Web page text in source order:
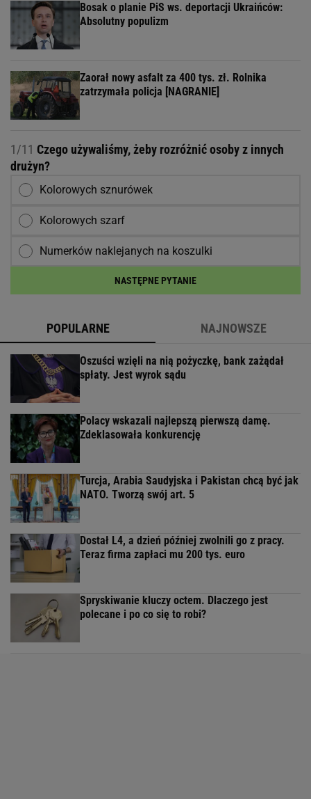
Bosak o planie PiS ws. deportacji Ukraińców:
Absolutny populizm
Zaorał nowy asfalt za 400 tys. zł. Rolnika
zatrzymała policja [NAGRANIE]
1/11 Czego używaliśmy, żeby rozróżnić osoby z innych
drużyn?
Kolorowych sznurówek
Kolorowych szarf
Numerków naklejanych na koszulki
NASTĘPNE PYTANIE
POPULARNE NAJNOWSZE
Oszuści wzięli na nią pożyczkę, bank zażądał
spłaty. Jest wyrok sądu
Polacy wskazali najlepszą pierwszą damę.
Zdeklasowała konkurencję
Turcja, Arabia Saudyjska i Pakistan chcą być jak
NATO. Tworzą swój art. 5
Dostał L4, a dzień później zwolnili go z pracy.
Teraz firma zapłaci mu 200 tys. euro
Spryskiwanie kluczy octem. Dlaczego jest
polecane i po co się to robi?